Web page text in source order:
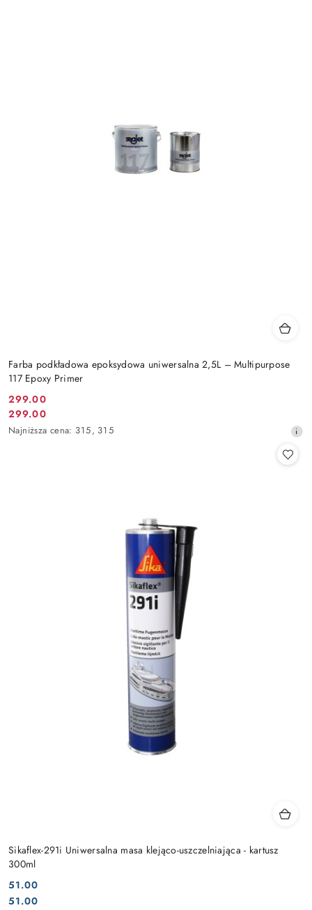
Farba podkładowa epoksydowa uniwersalna 2,5L – Multipurpose
117 Epoxy Primer
Cena
promocyjna:
299.00
Cena
promocyjna:
299.00
Najniższa
Najniższa cena: 315, 315
Sikaflex-291i Uniwersalna masa klejąco-uszczelniająca - kartusz
300ml
Cena:
51.00
Cena:
51.00